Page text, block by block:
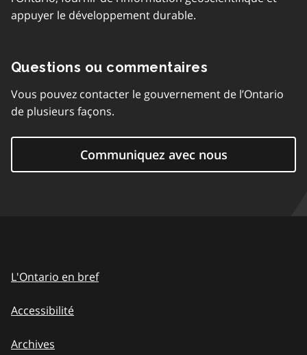
appuyer le développement durable.
Questions ou commentaires
Vous pouvez contacter le gouvernement de l’Ontario
de plusieurs façons.
Communiquez avec nous
L'Ontario en bref
Accessibilité
Archives